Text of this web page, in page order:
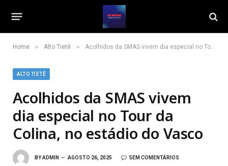
Home » Alto Tietê » Acolhidos da SMAS vivem dia especial no Tour da Colina, no estádio do Vasco
ALTO TIETÊ
Acolhidos da SMAS vivem
dia especial no Tour da
Colina, no estádio do Vasco
BYADMIN AGOSTO 26, 2025 SEM COMENTÁRIOS